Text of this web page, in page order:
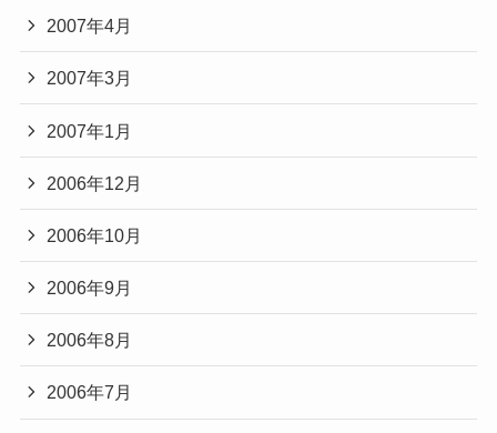
2007年4月
2007年3月
2007年1月
2006年12月
2006年10月
2006年9月
2006年8月
2006年7月